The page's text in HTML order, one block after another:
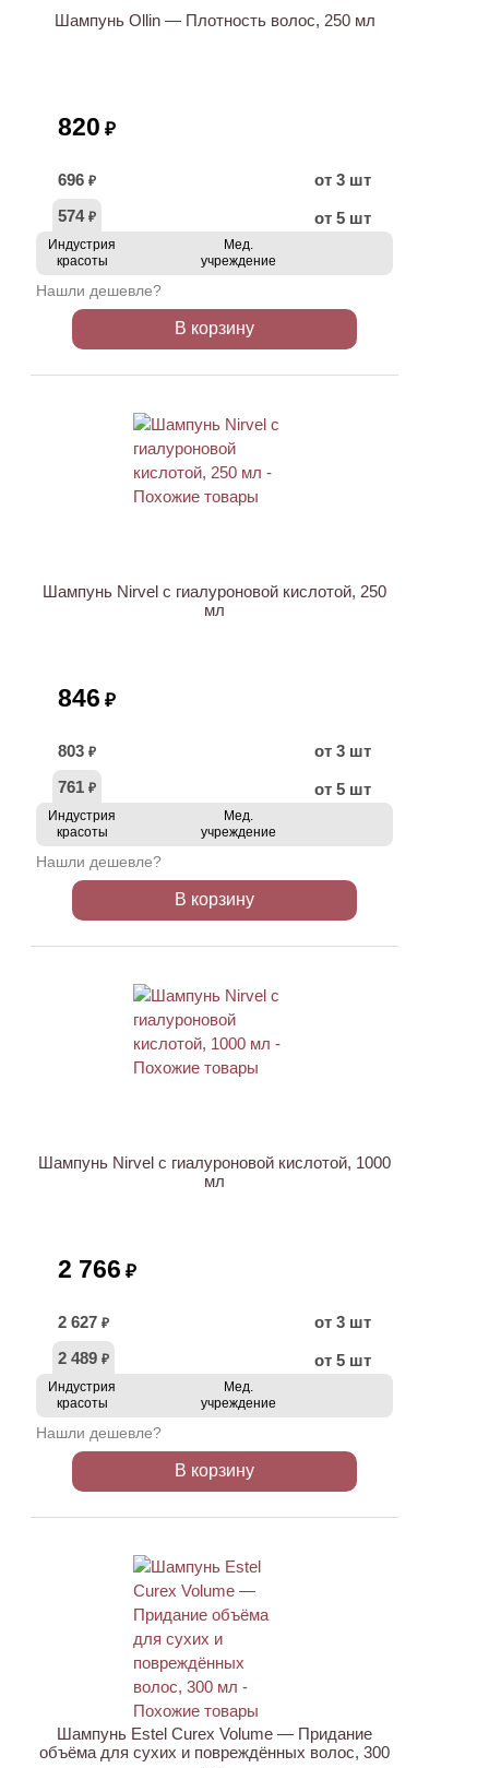
Шампунь Ollin — Плотность волос, 250 мл
820 ₽
696 ₽
от 3 шт
574 ₽ от 5 шт
Индустрия
красоты
Мед.
учреждение
Нашли дешевле?
В корзину
Шампунь Nirvel с гиалуроновой кислотой, 250
мл
846 ₽
803 ₽
от 3 шт
761 ₽ от 5 шт
Индустрия
красоты
Мед.
учреждение
Нашли дешевле?
В корзину
Шампунь Nirvel с гиалуроновой кислотой, 1000
мл
2 766 ₽
2 627 ₽
от 3 шт
2 489 ₽ от 5 шт
Индустрия
красоты
Мед.
учреждение
Нашли дешевле?
В корзину
Шампунь Estel Curex Volume — Придание
объёма для сухих и повреждённых волос, 300